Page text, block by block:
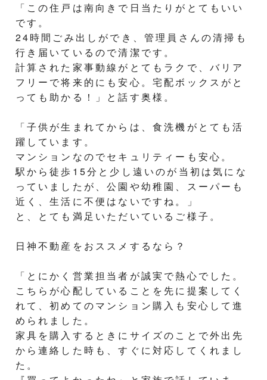
「この住戸は南向きで日当たりがとてもいい
です。
24時間ごみ出しができ、管理員さんの清掃も
行き届いているので清潔です。
計算された家事動線がとてもラクで、バリア
フリーで将来的にも安心。宅配ボックスがと
っても助かる！」と話す奥様。
「子供が生まれてからは、食洗機がとても活
躍しています。
マンションなのでセキュリティーも安心。
駅から徒歩15分と少し遠いのが当初は気にな
っていましたが、公園や幼稚園、スーパーも
近く、生活に不便はないですね。」
と、とても満足いただいているご様子。
日神不動産をおススメするなら？
「とにかく営業担当者が誠実で熱心でした。
こちらが心配していることを先に提案してく
れて、初めてのマンション購入も安心して進
められました。
家具を購入するときにサイズのことで外出先
から連絡した時も、すぐに対応してくれまし
た。